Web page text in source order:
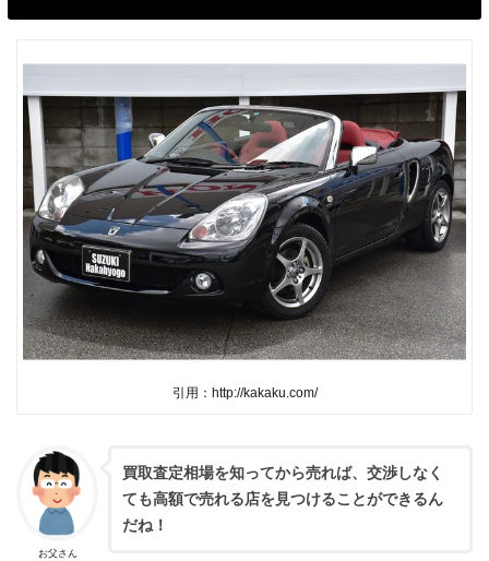
引用：http://kakaku.com/
お父さん
買取査定相場を知ってから売れば、交渉しなく
ても高額で売れる店を見つけることができるん
だね！